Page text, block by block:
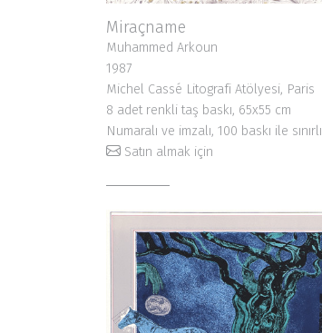
Miraçname
Muhammed Arkoun
1987
Michel Cassé Litografi Atölyesi, Paris
8 adet renkli taş baskı, 65x55 cm
Numaralı ve imzalı, 100 baskı ile sınırlı
Satın almak için